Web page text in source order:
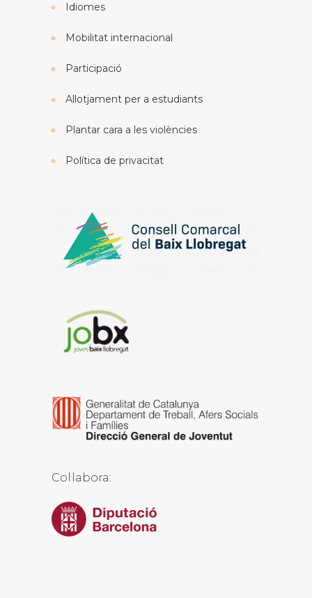
Idiomes
Mobilitat internacional
Participació
Allotjament per a estudiants
Plantar cara a les violències
Política de privacitat
Col·labora: